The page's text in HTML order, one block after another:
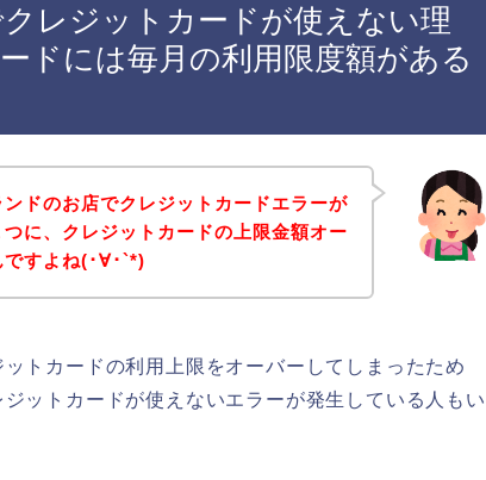
レジットカードが使えない理
ドには毎月の利用限度額がある
ドのお店でクレジットカードエラーが
に、クレジットカードの上限金額オー
ですよね(･∀･`*)
トカードの利用上限をオーバーしてしまったため
ットカードが使えないエラーが発生している人もい